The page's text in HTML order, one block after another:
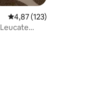
Évaluation moyenne
4,87 (123)